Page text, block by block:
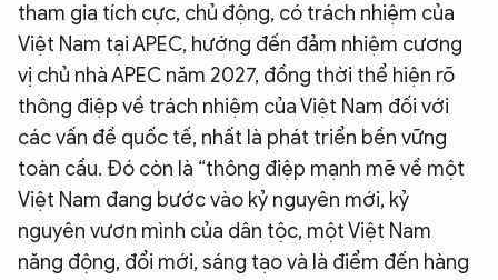
Chuyên trang An ninh thế giớiVăn nghệ Công an
Chuyên đề
tham gia tích cực, chủ động, có trách nhiệm của
Việt Nam tại APEC, hướng đến đảm nhiệm cương
vị chủ nhà APEC năm 2027, đồng thời thể hiện rõ
thông điệp về trách nhiệm của Việt Nam đối với
các vấn đề quốc tế, nhất là phát triển bền vững
toàn cầu. Đó còn là “thông điệp mạnh mẽ về một
Việt Nam đang bước vào kỷ nguyên mới, kỷ
nguyên vươn mình của dân tộc, một Việt Nam
năng động, đổi mới, sáng tạo và là điểm đến hàng